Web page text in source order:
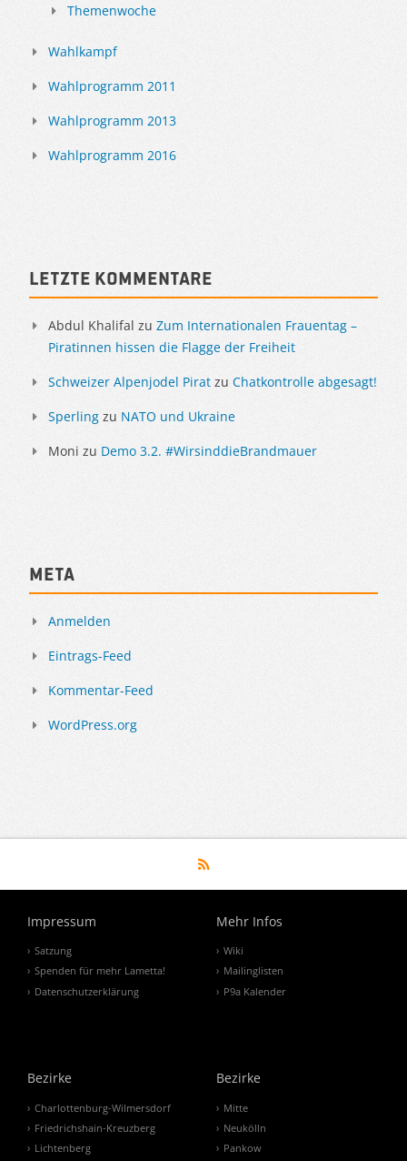
Themenwoche
Wahlkampf
Wahlprogramm 2011
Wahlprogramm 2013
Wahlprogramm 2016
Letzte Kommentare
Abdul Khalifal zu Zum Internationalen Frauentag –
Piratinnen hissen die Flagge der Freiheit
Schweizer Alpenjodel Pirat zu Chatkontrolle abgesagt!
Sperling zu NATO und Ukraine
Moni zu Demo 3.2. #WirsinddieBrandmauer
Meta
Anmelden
Eintrags-Feed
Kommentar-Feed
WordPress.org
Impressum
Satzung
Spenden für mehr Lametta!
Datenschutzerklärung
Mehr Infos
Wiki
Mailinglisten
P9a Kalender
Bezirke
Charlottenburg-Wilmersdorf
Friedrichshain-Kreuzberg
Lichtenberg
Bezirke
Mitte
Neukölln
Pankow